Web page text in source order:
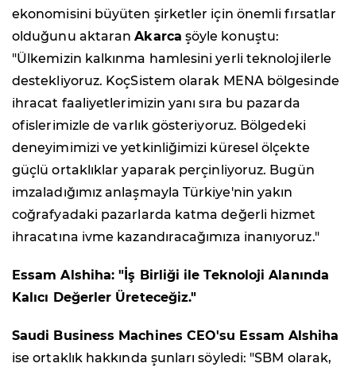
ekonomisini büyüten şirketler için önemli fırsatlar
olduğunu aktaranAkarca şöyle konuştu:
"Ülkemizin kalkınma hamlesini yerli teknolojilerle
destekliyoruz. KoçSistem olarak MENA bölgesinde
ihracat faaliyetlerimizin yanı sıra bu pazarda
ofislerimizle de varlık gösteriyoruz. Bölgedeki
deneyimimizi ve yetkinliğimizi küresel ölçekte
güçlü ortaklıklar yaparak perçinliyoruz. Bugün
imzaladığımız anlaşmayla Türkiye'nin yakın
coğrafyadaki pazarlarda katma değerli hizmet
ihracatına ivme kazandıracağımıza inanıyoruz."
Essam Alshiha: "İş Birliği ile Teknoloji Alanında
Kalıcı Değerler Üreteceğiz."
Saudi Business Machines CEO'su Essam Alshiha
ise ortaklık hakkında şunları söyledi: "SBM olarak,